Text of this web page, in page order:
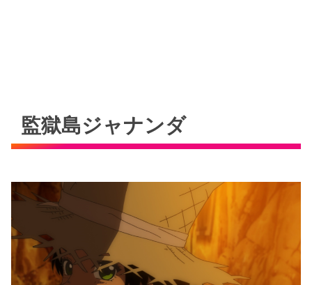
監獄島ジャナンダ